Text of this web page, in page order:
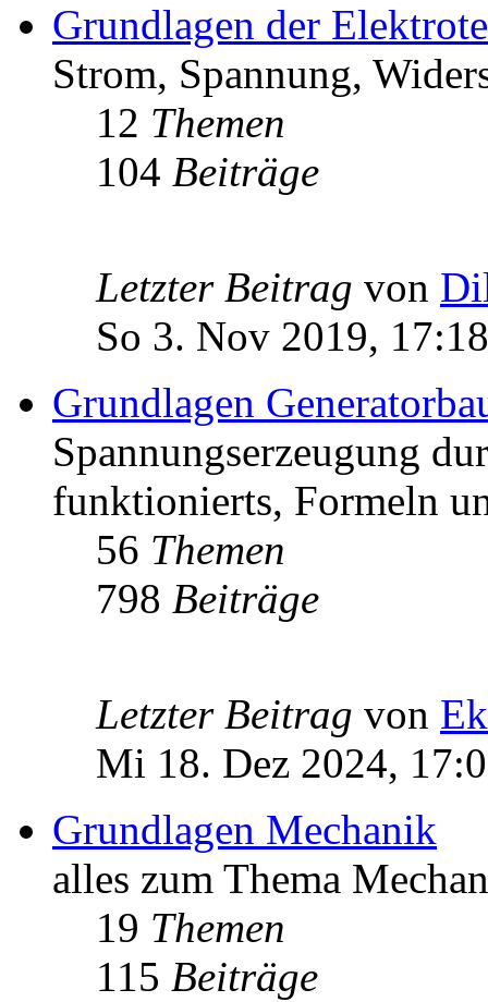
Grundlagen der
Strom, Spannung,
12 Themen
104 Beiträge
Letzter Beitrag von
So 3. Nov 2019, 17:18
Grundlagen
Spannungserzeugung
funktionierts, Formeln
56 Themen
798 Beiträge
Letzter Beitrag von
Mi 18. Dez 2024,
Grundlagen Mechanik
alles zum Thema
19 Themen
115 Beiträge